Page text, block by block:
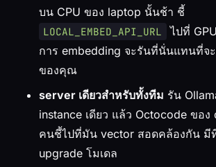
บน CPU ของ laptop นั้นช้า ชี้
LOCAL_EMBED_API_URL
ไปที่
การ embedding จะรันที่นั่นแทนที่จ
ของคุณ
server เดียวสำหรับทั้งทีม รัน
instance เดียว แล้ว Octocode ขอ
คนชี้ไปที่มัน vector สอดคล้องกัน มี
upgrade โมเดล